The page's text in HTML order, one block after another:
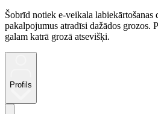
Šobrīd notiek e-veikala labiekārtošanas
pakalpojumus atradīsi dažādos grozos.
galam katrā grozā atsevišķi.
Profils